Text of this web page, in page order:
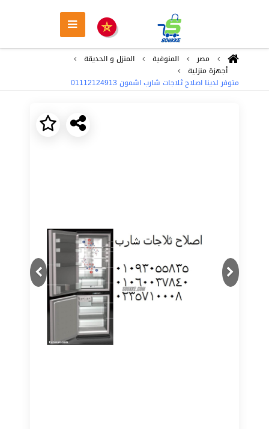
مصر المنوفية
المنزل و الحديقة
أجهزة منزلية
متوفر لدينا اصلاح ثلاجات شارب اشمون ‎ 01112124913
Previous
Next